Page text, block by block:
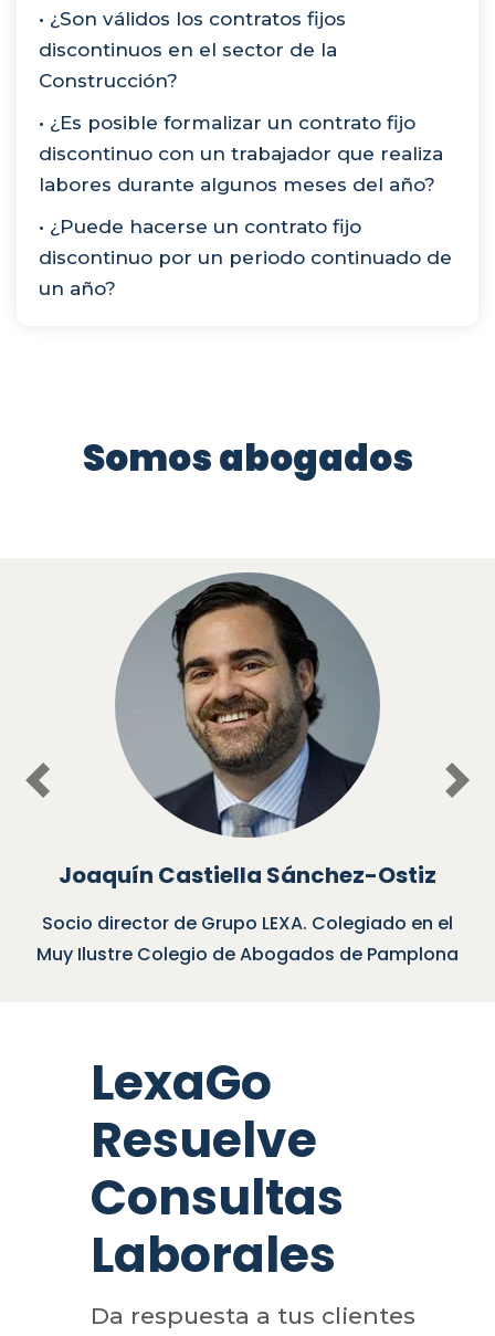
• ¿Son válidos los contratos fijos
discontinuos en el sector de la
Construcción?
• ¿Es posible formalizar un contrato fijo
discontinuo con un trabajador que realiza
labores durante algunos meses del año?
• ¿Puede hacerse un contrato fijo
discontinuo por un periodo continuado de
un año?
Somos abogados
Joaquín Castiella Sánchez-Ostiz
Socio director de Grupo LEXA. Colegiado en el
Muy Ilustre Colegio de Abogados de Pamplona
Previous
LexaGo
Resuelve
Consultas
Laborales
Da respuesta a tus clientes